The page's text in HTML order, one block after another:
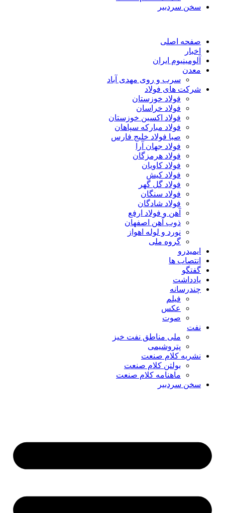
سخن سردبیر
صفحه اصلی
اخبار
آلومینیوم ایران
معدن
سرب و روی مهدی آباد
شرکت های فولاد
فولاد خوزستان
فولاد خراسان
فولاد اکسین خوزستان
فولاد مبارکه سپاهان
صبا فولاد خلیج فارس
فولاد جهان آرا
فولاد هرمزگان
فولاد کاویان
فولاد کیش
فولاد گل گهر
فولاد سنگان
فولاد شادگان
آهن و فولاد ارفع
ذوب آهن اصفهان
نورد و لوله اهواز
گروه ملی
ایمیدرو
انتصاب ها
گفتگو
یادداشت
چندرسانه
فیلم
عکس
صوت
نفت
ملی مناطق نفت خیز
پتروشیمی
نشریه کلام صنعت
بولتن کلام صنعت
ماهنامه کلام صنعت
سخن سردبیر